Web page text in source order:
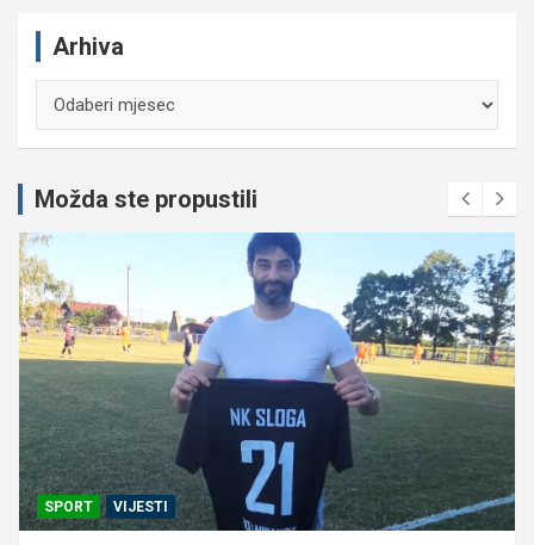
Arhiva
Možda ste propustili
SPORT VIJESTI